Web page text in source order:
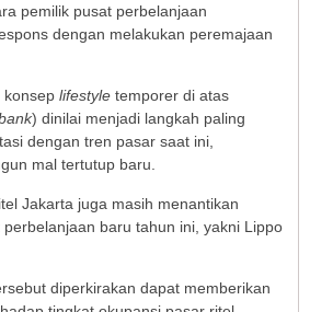
pemilik pusat perbelanjaan
dengan melakukan peremajaan
konsep lifestyle temporer di atas
) dinilai menjadi langkah paling
dengan tren pasar saat ini,
mal tertutup baru.
Jakarta juga masih menantikan
baru tahun ini, yakni Lippo
diperkirakan dapat memberikan